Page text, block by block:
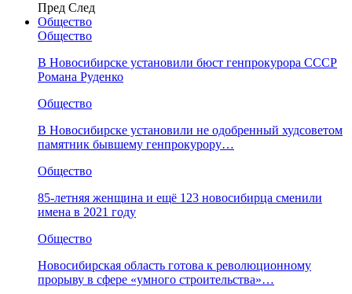
Пред След
Общество
Общество
В Новосибирске установили бюст генпрокурора СССР
Романа Руденко
Общество
В Новосибирске установили не одобренный худсоветом
памятник бывшему генпрокурору…
Общество
85-летняя женщина и ещё 123 новосибирца сменили
имена в 2021 году
Общество
Новосибирская область готова к революционному
прорыву в сфере «умного строительства»…